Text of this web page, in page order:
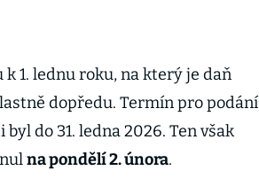
1. lednu roku, na který je daň
dopředu. Termín pro podání
do 31. ledna 2026. Ten však
na pondělí 2. února.